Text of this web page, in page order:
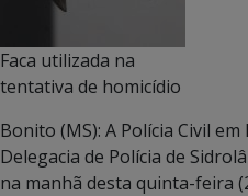
Faca utilizada na
tentativa de homicídio
Bonito (MS): A Polícia Civil
Delegacia de Polícia de
na manhã desta quinta-feira